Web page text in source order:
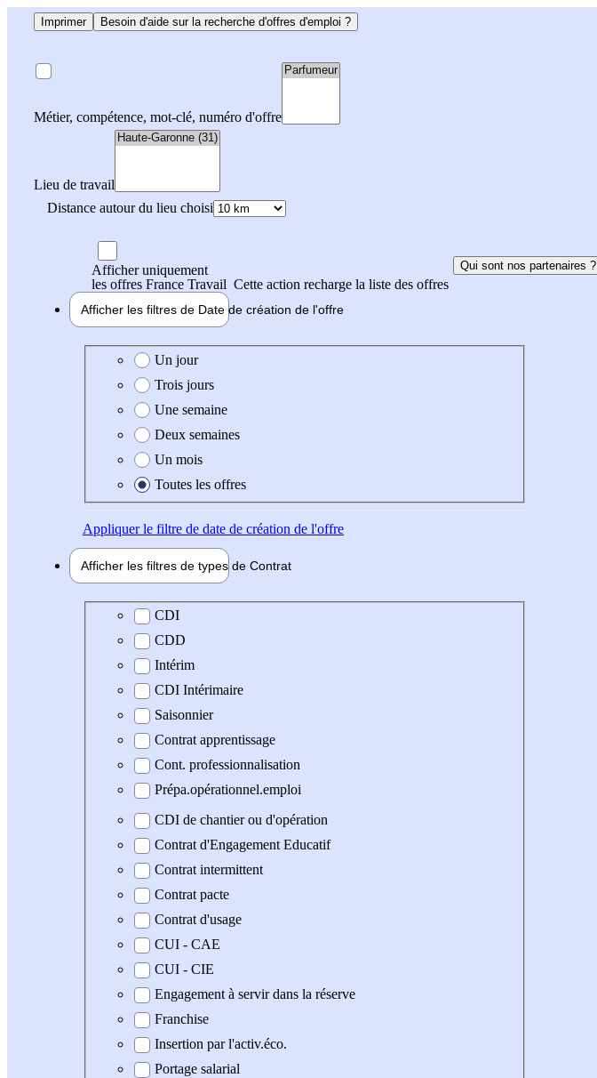
Imprimer Besoin d'aide sur la recherche d'offres d'emploi ?
Métier, compétence, mot-clé, numéro d'offre
Lieu de travail
Distance autour du lieu choisi
Afficher uniquement
les offres France Travail Cette action recharge la liste des offres
Qui sont nos partenaires ?
Afficher les filtres de Date de création de l'offre
Date de création de l'offre
Un jour
Trois jours
Une semaine
Deux semaines
Un mois
Toutes les offres
Appliquerle filtre de date de création de l'offre
Afficher les filtres de types de Contrat
Type de contrat
CDI
CDD
Intérim
CDI Intérimaire
Saisonnier
Contrat apprentissage
Cont. professionnalisation
Prépa.opérationnel.emploi
CDI de chantier ou d'opération
Contrat d'Engagement Educatif
Contrat intermittent
Contrat pacte
Contrat d'usage
CUI - CAE
CUI - CIE
Engagement à servir dans la réserve
Franchise
Insertion par l'activ.éco.
Portage salarial